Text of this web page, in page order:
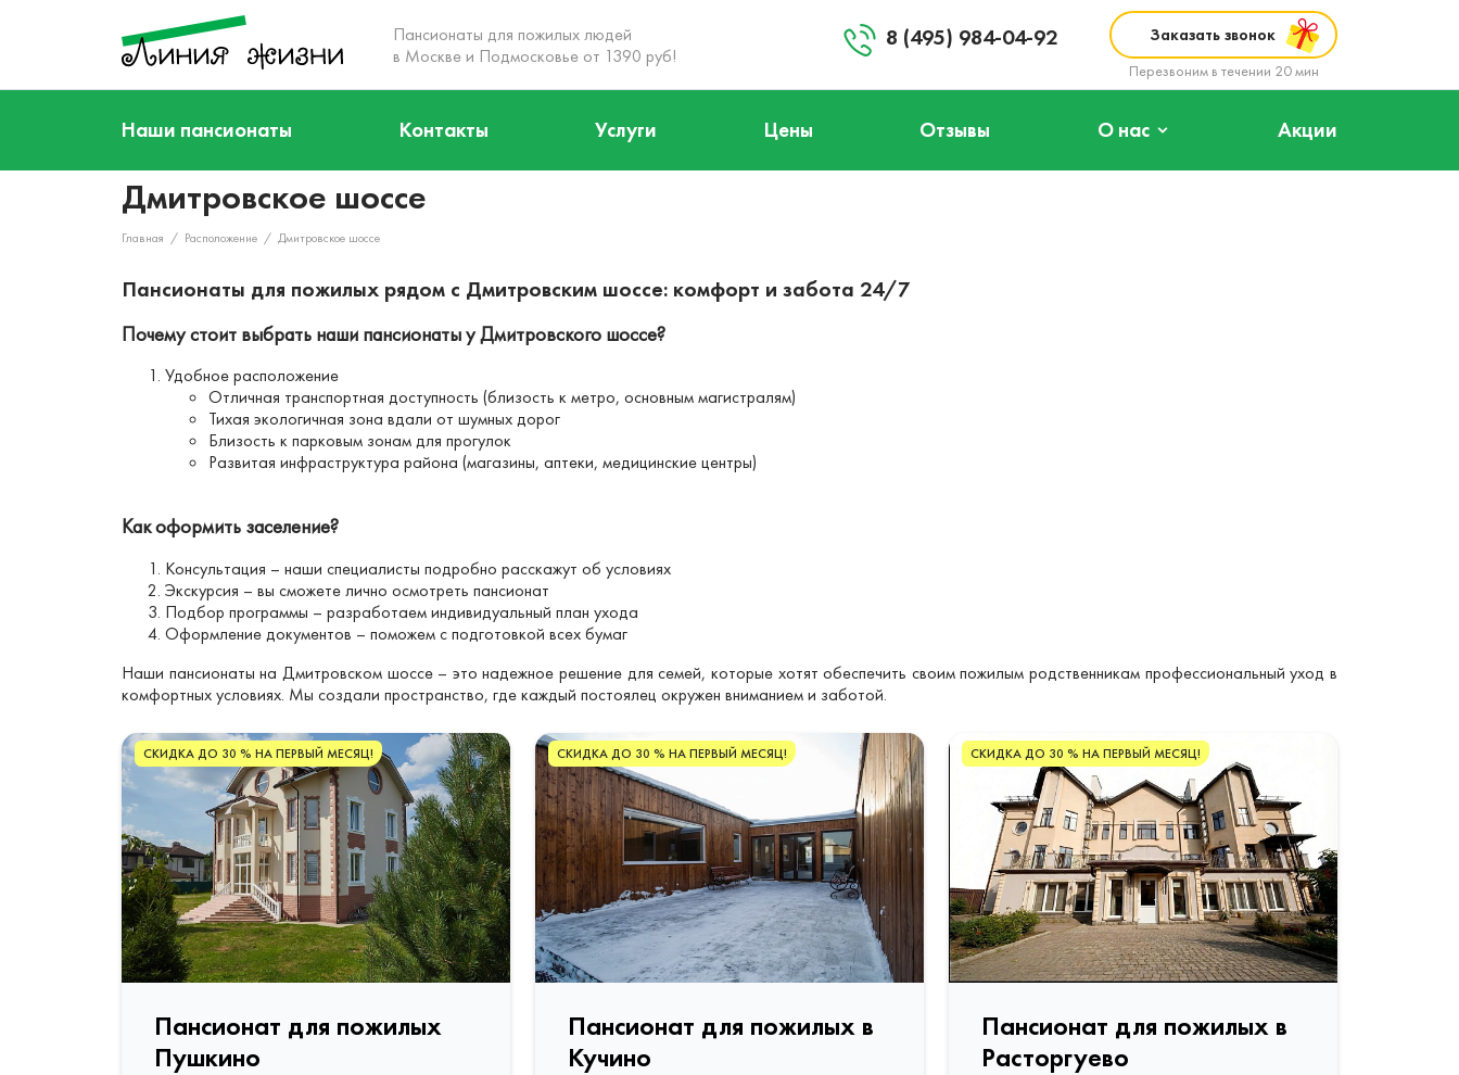
Пансионаты для пожилых людей
в Москве и Подмосковье от 1390 руб!
8 (495) 984-04-92 Заказать звонок
Перезвоним в течении 20 мин
Наши пансионаты Контакты Услуги Цены Отзывы О нас Акции
Наша команда
Акции
Наши пансионаты
+8 (495) 984-04-92 Заказать звонок
Дмитровское шоссе
Главная / Расположение / Дмитровское шоссе
Пансионаты для пожилых рядом с Дмитровским шоссе: комфорт и забота 24/7
Почему стоит выбрать наши пансионаты у Дмитровского шоссе?
Удобное расположение
Отличная транспортная доступность (близость к метро, основным магистралям)
Тихая экологичная зона вдали от шумных дорог
Близость к парковым зонам для прогулок
Развитая инфраструктура района (магазины, аптеки, медицинские центры)
Как оформить заселение?
Консультация – наши специалисты подробно расскажут об условиях
Экскурсия – вы сможете лично осмотреть пансионат
Подбор программы – разработаем индивидуальный план ухода
Оформление документов – поможем с подготовкой всех бумаг
Наши пансионаты на Дмитровском шоссе – это надежное решение для семей, которые хотят обеспечить своим пожилым родственникам профессиональный уход в
комфортных условиях. Мы создали пространство, где каждый постоялец окружен вниманием и заботой.
СКИДКА ДО 30 % НА ПЕРВЫЙ МЕСЯЦ!
Пансионат для пожилых
Пушкино
СКИДКА ДО 30 % НА ПЕРВЫЙ МЕСЯЦ!
Пансионат для пожилых в
Кучино
СКИДКА ДО 30 % НА ПЕРВЫЙ МЕСЯЦ!
Пансионат для пожилых в
Расторгуево